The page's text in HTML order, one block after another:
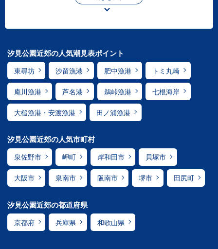
汐見公園近郊の人気潮見表ポイント
東尋坊 沙留漁港 肥中漁港 トミ丸崎
庵川漁港 芦名港 鵜峠漁港 七根海岸
大槌漁港・安渡漁港 田ノ浦漁港
汐見公園近郊の人気市町村
泉佐野市 岬町 岸和田市 貝塚市
大阪市 泉南市 阪南市 堺市 田尻町
汐見公園近郊の都道府県
京都府 兵庫県 和歌山県